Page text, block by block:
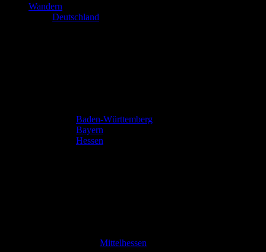
Wandern
Deutschland
Baden-Württemberg
Bayern
Hessen
Mittelhessen